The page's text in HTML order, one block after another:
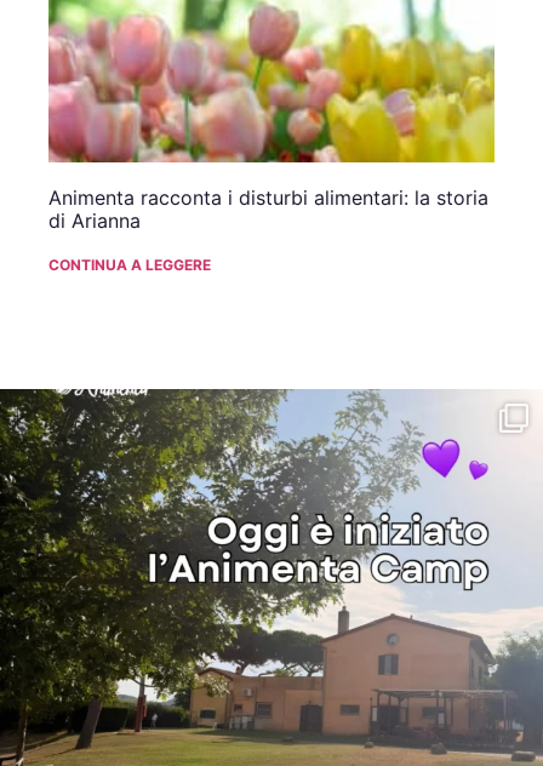
Animenta racconta i disturbi alimentari: la storia
di Arianna
CONTINUA A LEGGERE